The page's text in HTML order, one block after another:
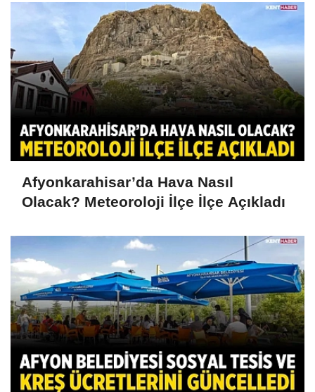
Afyonkarahisar’da Hava Nasıl
Olacak? Meteoroloji İlçe İlçe Açıkladı